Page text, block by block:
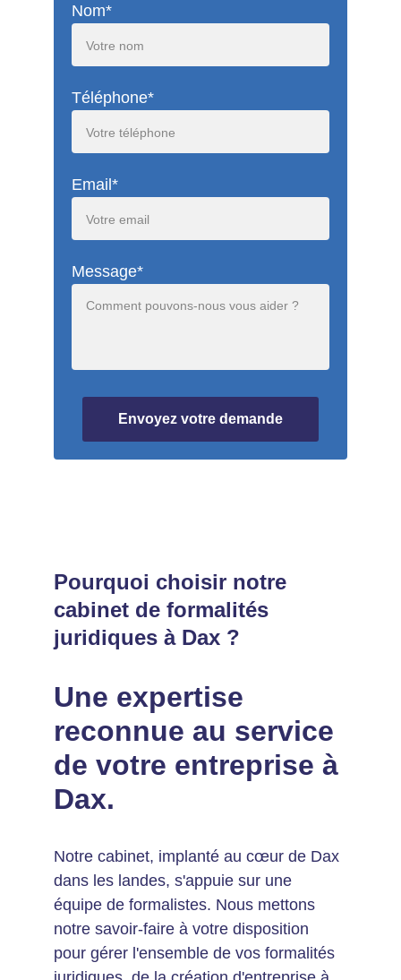
Nom*
Téléphone*
Email*
Message*
Envoyez votre demande
Pourquoi choisir notre
cabinet de formalités
juridiques à Dax ?
Une expertise
reconnue au service
de votre entreprise à
Dax.
Notre cabinet, implanté au cœur de Dax
dans les landes, s'appuie sur une
équipe de formalistes. Nous mettons
notre savoir-faire à votre disposition
pour gérer l'ensemble de vos formalités